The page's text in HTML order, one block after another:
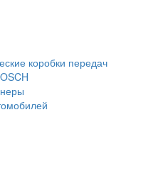
коробки передач